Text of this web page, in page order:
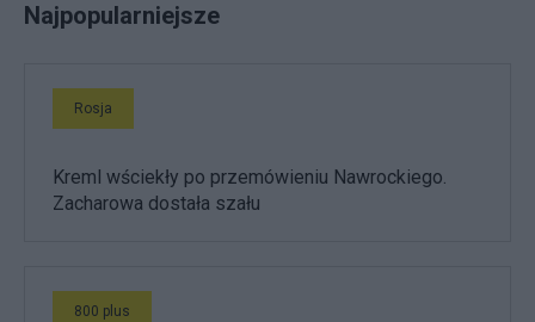
Najpopularniejsze
Rosja
Kreml wściekły po przemówieniu Nawrockiego.
Zacharowa dostała szału
800 plus